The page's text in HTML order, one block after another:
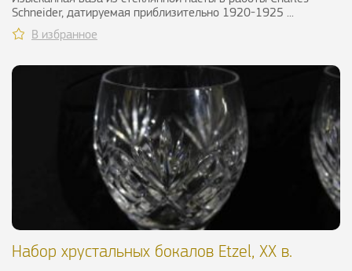
Schneider, датируемая приблизительно 1920-1925 ...
В избранное
Набор хрустальных бокалов Etzel, ХХ в.